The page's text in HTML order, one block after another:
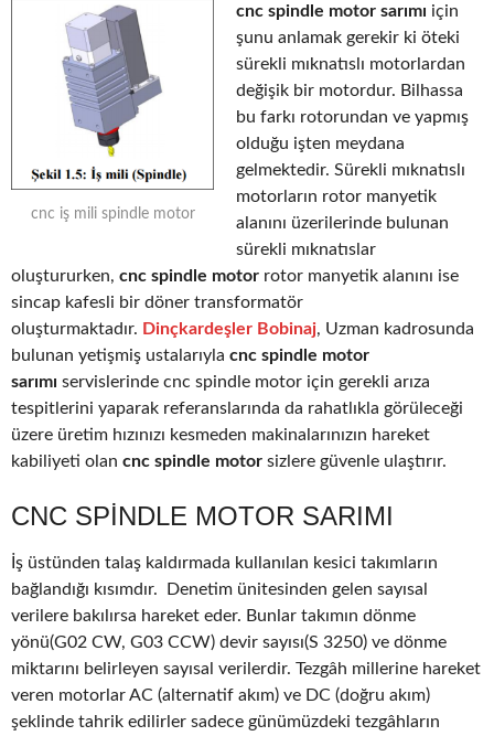
cnc iş mili spindle motor
cnc spindle motor sarımı için
şunu anlamak gerekir ki öteki
sürekli mıknatıslı motorlardan
değişik bir motordur. Bilhassa
bu farkı rotorundan ve yapmış
olduğu işten meydana
gelmektedir. Sürekli mıknatıslı
motorların rotor manyetik
alanını üzerilerinde bulunan
sürekli mıknatıslar
oluştururken, cnc spindle motor rotor manyetik alanını ise
sincap kafesli bir döner transformatör
oluşturmaktadır. Dinçkardeşler Bobinaj, Uzman kadrosunda
bulunan yetişmiş ustalarıyla cnc spindle motor
sarımı servislerinde cnc spindle motor için gerekli arıza
tespitlerini yaparak referanslarında da rahatlıkla görüleceği
üzere üretim hızınızı kesmeden makinalarınızın hareket
kabiliyeti olan cnc spindle motor sizlere güvenle ulaştırır.
CNC SPINDLE MOTOR SARIMI
İş üstünden talaş kaldırmada kullanılan kesici takımların
bağlandığı kısımdır. Denetim ünitesinden gelen sayısal
verilere bakılırsa hareket eder. Bunlar takımın dönme
yönü(G02 CW, G03 CCW) devir sayısı(S 3250) ve dönme
miktarını belirleyen sayısal verilerdir. Tezgâh millerine hareket
veren motorlar AC (alternatif akım) ve DC (doğru akım)
şeklinde tahrik edilirler sadece günümüzdeki tezgâhların